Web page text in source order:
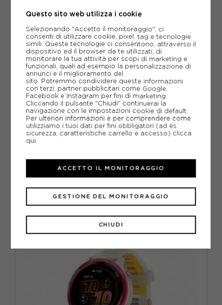
GARMIN
GARMIN FORERUNNER 570 47MM NERO
-16% 419,00€
499,99€
Questo sito web utilizza i cookie
Selezionando "Accetto il monitoraggio", ci
consenti di utilizzare cookie, pixel, tag e tecnologie
simili. Queste tecnologie ci consentono, attraverso il
dispositivo ed il browser da te utilizzati, di
monitorare la tua attività per scopi di marketing e
funzionali, quali ad esempio la personalizzazione di
annunci e il miglioramento del
sito. Potremmo condividere queste informazioni
con terzi: partner pubblicitari come Google,
Facebook e Instagram per fini di marketing.
Cliccando il pulsante "Chiudi" continuerai la
navigazione con le impostazioni cookie di default.
Per ulteriori informazioni e per comprendere come
utilizziamo i tuoi dati per fini obbligatori (ad es.
sicurezza, caratteristiche carrello e accesso) clicca
qui
CHIUDI
GESTIONE DEL MONITORAGGIO
ACCETTO IL MONITORAGGIO